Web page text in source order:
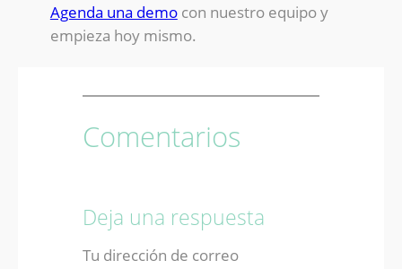
Agenda una democon nuestro equipo y
empieza hoy mismo.
Comentarios
Deja una respuesta
Tu dirección de correo